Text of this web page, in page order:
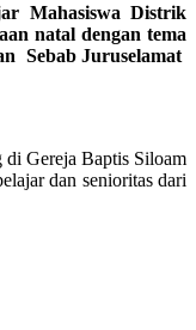
Mahasiswa Distrik
natal dengan tema
Sebab Juruselamat
di Gereja Baptis Siloam
dan senioritas dari